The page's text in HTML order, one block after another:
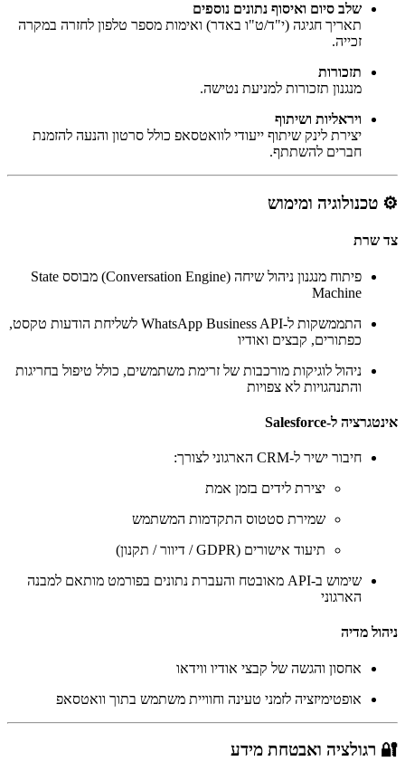
שלב סיום ואיסוף נתונים נוספים
תאריך חגיגה (י"ד/ט"ו באדר) ואימות מספר טלפון לחזרה במקרה
זכייה.
תזכורות
מנגנון תזכורות למניעת נטישה.
ויראליות ושיתוף
יצירת לינק שיתוף ייעודי לוואטסאפ כולל סרטון והנעה להזמנת
חברים להשתתף.
⚙️ טכנולוגיה ומימוש
צד שרת
פיתוח מנגנון ניהול שיחה (Conversation Engine) מבוסס State
Machine
התממשקות ל-WhatsApp Business API לשליחת הודעות טקסט,
כפתורים, קבצים ואודיו
ניהול לוגיקות מורכבות של זרימת משתמשים, כולל טיפול בחריגות
והתנהגויות לא צפויות
אינטגרציה ל-Salesforce
חיבור ישיר ל-CRM הארגוני לצורך:
יצירת לידים בזמן אמת
שמירת סטטוס התקדמות המשתמש
תיעוד אישורים (GDPR / דיוור / תקנון)
שימוש ב-API מאובטח והעברת נתונים בפורמט מותאם למבנה
הארגוני
ניהול מדיה
אחסון והגשה של קבצי אודיו ווידאו
אופטימיזציה לזמני טעינה וחוויית משתמש בתוך וואטסאפ
🔐 רגולציה ואבטחת מידע